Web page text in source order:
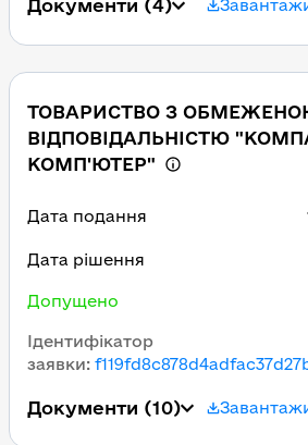
Документи (4)
ТОВАРИСТВО З
ВІДПОВІДАЛЬНІСТЮ
КОМП'ЮТЕР"
Дата подання
Дата рішення
Допущено
Ідентифікатор
заявки:
Документи (10)